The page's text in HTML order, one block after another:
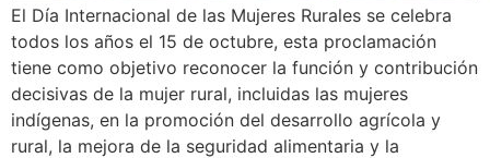
El Día Internacional de las Mujeres Rurales se celebra
todos los años el 15 de octubre, esta proclamación
tiene como objetivo reconocer la función y contribución
decisivas de la mujer rural, incluidas las mujeres
indígenas, en la promoción del desarrollo agrícola y
rural, la mejora de la seguridad alimentaria y la